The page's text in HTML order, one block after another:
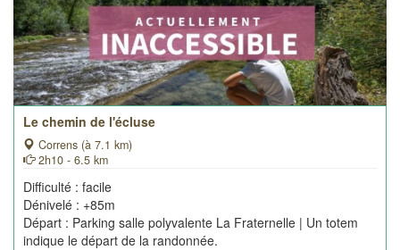
Le chemin de l'écluse
Correns (à 7.1 km)
2h10 - 6.5 km
Difficulté : facile
Dénivelé : +85m
Départ : Parking salle polyvalente La Fraternelle | Un totem
indique le départ de la randonnée.